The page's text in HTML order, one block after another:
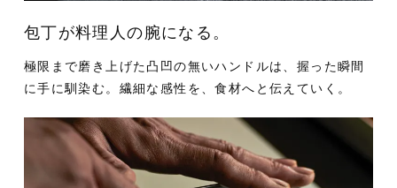
包丁が料理人の腕になる。
極限まで磨き上げた凸凹の無いハンドルは、握った瞬間
に手に馴染む。 繊細な感性を、食材へと伝えていく。